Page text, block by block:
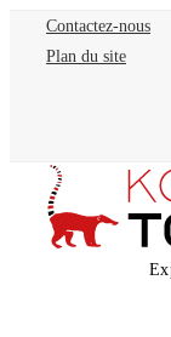
Contactez-nous
Plan du site